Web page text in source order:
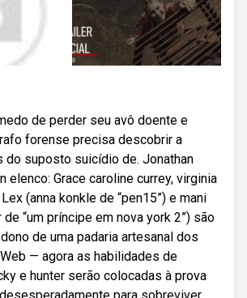
de perder seu avô doente e
forense precisa descobrir a
do suposto suicídio de. Jonathan
elenco: Grace caroline currey, virginia
(anna konkle de “pen15”) e mani
“um príncipe em nova york 2”) são
de uma padaria artesanal dos
— agora as habilidades de
e hunter serão colocadas à prova